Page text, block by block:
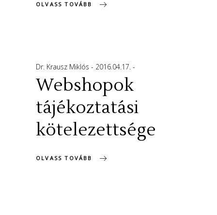
OLVASS TOVÁBB
Dr. Krausz Miklós 2016.04.17.
Webshopok
tájékoztatási
kötelezettsége
OLVASS TOVÁBB